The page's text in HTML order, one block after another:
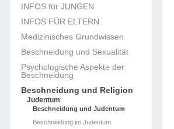
INFOS für JUNGEN
INFOS FÜR ELTERN
Medizinisches Grundwissen
Beschneidung und Sexualität
Psychologische Aspekte der
Beschneidung
Beschneidung und Religion
Judentum
Beschneidung und Judentum
Beschneidung im Judentum